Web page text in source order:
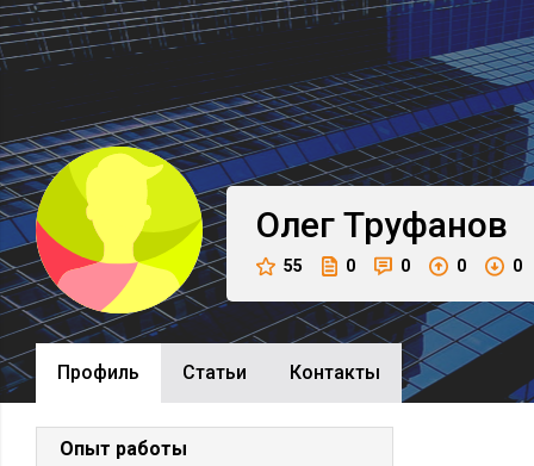
Олег Труфанов
55 0 0 0 0
Профиль Cтатьи Контакты
Опыт работы